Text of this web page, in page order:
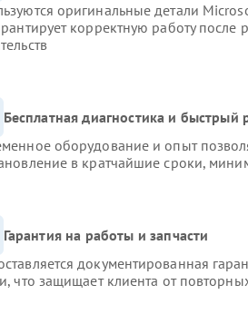
оригинальные детали
корректную работу
Бесплатная диагностика и быстрый
оборудование и опыт
в кратчайшие сроки,
Гарантия на работы и запчасти
документированная
что защищает клиента от